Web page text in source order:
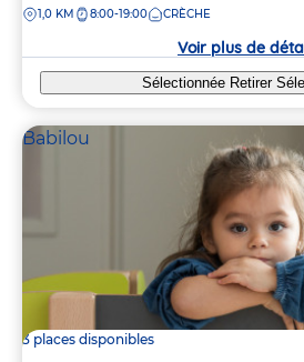
la
DISTANCE
1,0 KM 8:00-19:00 CRÈCHE
Voir plus de
Sélectionnée Retirer
Babilou
3 places disponibles